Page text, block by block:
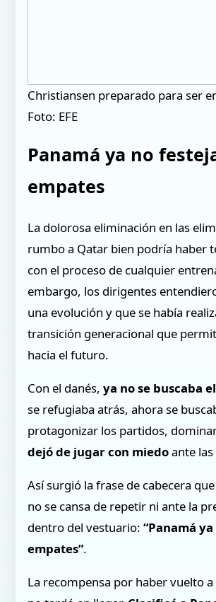
Christiansen preparado para ser
Foto: EFE
Panamá ya no
empates
La dolorosa eliminación en las
rumbo a Qatar bien podría haber
con el proceso de cualquier
embargo, los dirigentes
una evolución y que se había
transición generacional que
hacia el futuro.
Con el danés,ya no se buscaba
se refugiaba atrás, ahora se
protagonizar los partidos,
dejó de jugar con miedoante
Así surgió la frase de cabecera
no se cansa de repetir ni ante la
dentro del vestuario:“Panamá
empates”.
La recompensa por haber vuelto